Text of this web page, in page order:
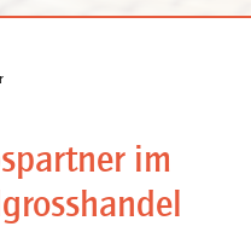
im